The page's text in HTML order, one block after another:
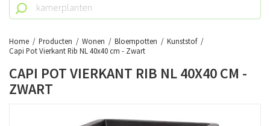
Home Producten Wonen Bloempotten
Kunststof
Capi Pot Vierkant Rib NL 40x40 cm - Zwart
CAPI POT VIERKANT RIB NL 40X40 CM -
ZWART